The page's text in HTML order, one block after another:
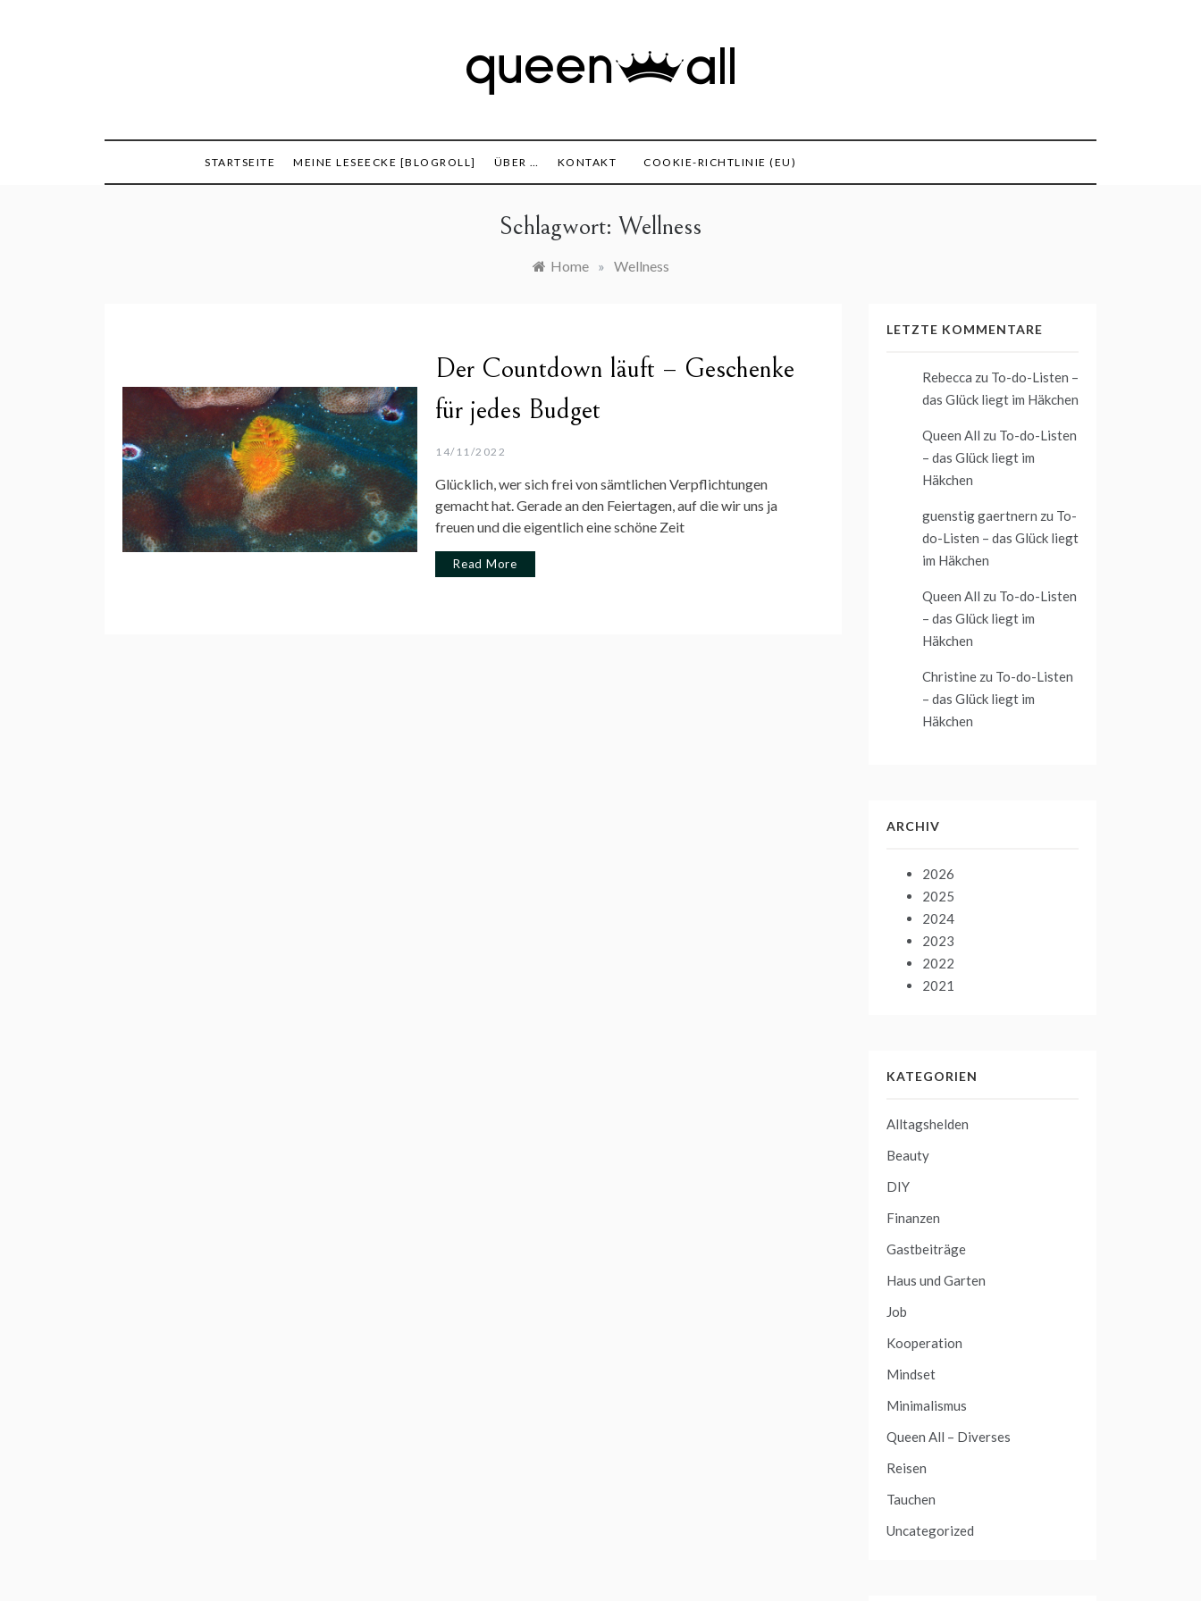
STARTSEITE MEINE LESEECKE [BLOGROLL] ÜBER … KONTAKT COOKIE-RICHTLINIE (EU)
Schlagwort: Wellness
Home » Wellness
Der Countdown läuft – Geschenke
für jedes Budget
14/11/2022
Glücklich, wer sich frei von sämtlichen Verpflichtungen
gemacht hat. Gerade an den Feiertagen, auf die wir uns ja
freuen und die eigentlich eine schöne Zeit
Read More
LETZTE KOMMENTARE
Rebecca zu To-do-Listen –
das Glück liegt im Häkchen
Queen All zu To-do-Listen
– das Glück liegt im
Häkchen
guenstig gaertnern zu To-
do-Listen – das Glück liegt
im Häkchen
Queen All zu To-do-Listen
– das Glück liegt im
Häkchen
Christine zu To-do-Listen
– das Glück liegt im
Häkchen
ARCHIV
2026
2025
2024
2023
2022
2021
KATEGORIEN
Alltagshelden
Beauty
DIY
Finanzen
Gastbeiträge
Haus und Garten
Job
Kooperation
Mindset
Minimalismus
Queen All – Diverses
Reisen
Tauchen
Uncategorized